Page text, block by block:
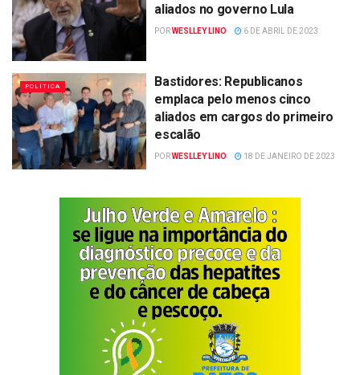
aliados no governo Lula
PORWESLLEY LINO 6 DE ABRIL DE 2023
POLÍTICA
Bastidores: Republicanos
emplaca pelo menos cinco
aliados em cargos do primeiro
escalão
PORWESLLEY LINO 18 DE JANEIRO DE 2023